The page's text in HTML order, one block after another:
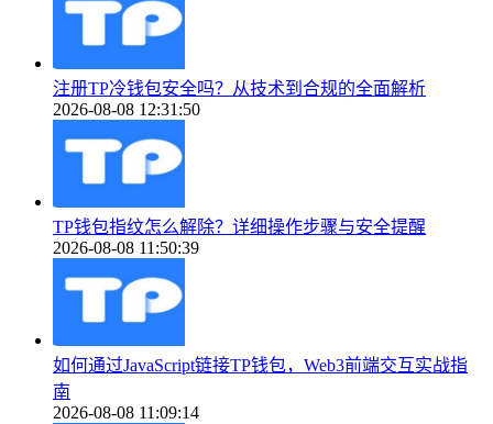
注册TP冷钱包安全吗？从技术到合规的全面解析
2026-08-08 12:31:50
TP钱包指纹怎么解除？详细操作步骤与安全提醒
2026-08-08 11:50:39
如何通过JavaScript链接TP钱包，Web3前端交互实战指
南
2026-08-08 11:09:14